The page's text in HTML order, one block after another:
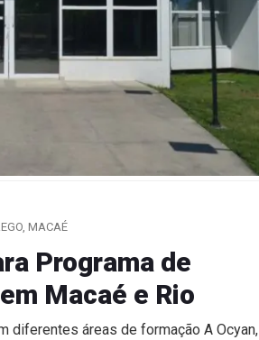
MACAÉ
Programa de
Macaé e Rio
diferentes áreas de formação A Ocyan,